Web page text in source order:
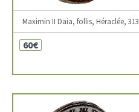
Maximin II Daia, follis, Héraclée, 313
60€